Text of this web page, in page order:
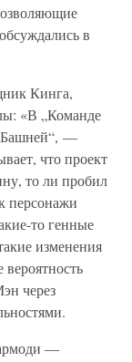
в
Кинга,
«В „Команде
Башней“, —
что проект
то ли пробил
персонажи
то генные
изменения
через
—